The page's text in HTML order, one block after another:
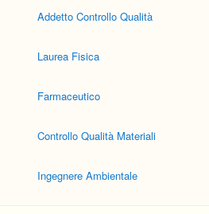
Addetto Controllo Qualità
Laurea Fisica
Farmaceutico
Controllo Qualità Materiali
Ingegnere Ambientale